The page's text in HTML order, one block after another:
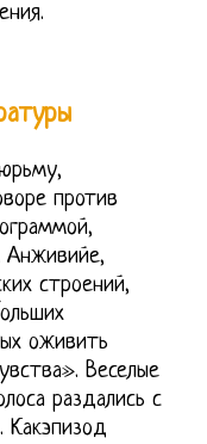
против
Анживийе,
строений,
оживить
Веселые
раздались с
Какэпизод